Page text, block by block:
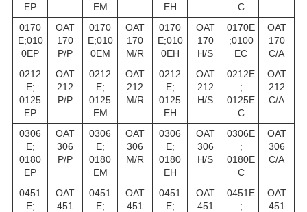
EP
EM
EH
C
0170
E;010
0EP
OAT
170
P/P
0170
E;010
0EM
OAT
170
M/R
0170
E;010
0EH
OAT
170
H/S
0170E
;0100
EC
OAT
170
C/A
0212
E;
0125
EP
OAT
212
P/P
0212
E;
0125
EM
OAT
212
M/R
0212
E;
0125
EH
OAT
212
H/S
0212E
;
0125E
C
OAT
212
C/A
0306
E;
0180
EP
OAT
306
P/P
0306
E;
0180
EM
OAT
306
M/R
0306
E;
0180
EH
OAT
306
H/S
0306E
;
0180E
C
OAT
306
C/A
0451
E;
OAT
451
0451
E;
OAT
451
0451
E;
OAT
451
0451E
;
OAT
451